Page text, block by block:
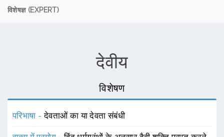
विशेषज्ञ (EXPERT)
देवीय
विशेषण
परिभाषा -देवताओं का या देवता संबंधी